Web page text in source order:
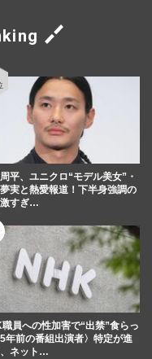
平、ユニクロ“モデル美女”・
実と熱愛報道！下半身強調の
激すぎ…
職員への性加害で“出禁”食らっ
年前の番組出演者〉特定が進
ネット…